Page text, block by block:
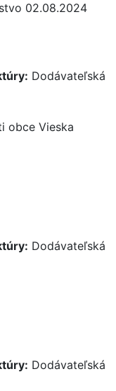
02.08.2024
Dodávateľská
obce Vieska
Dodávateľská
Dodávateľská